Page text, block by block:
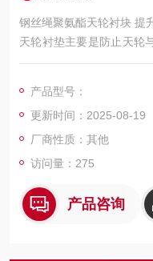
钢丝绳聚氨酯天轮衬块 提
天轮衬垫主要是防止天轮
垫对保护钢丝绳的使用周
产品型号：
更新时间：2025-08-19
厂商性质：其他
访问量：275
产品咨询